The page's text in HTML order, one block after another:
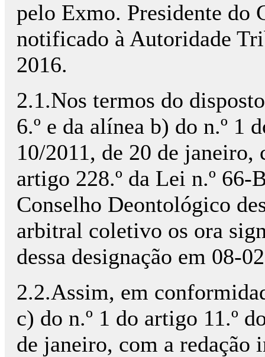
pelo Exmo. Presidente do
notificado à Autoridade
2016.
2.1.Nos termos do
6.º e da alínea b) do n.º 1
10/2011, de 20 de
artigo 228.º da Lei n.º 66-
Conselho Deontológico
arbitral coletivo os ora
dessa designação em 08-
2.2.Assim, em
c) do n.º 1 do artigo 11.º
de janeiro, com a redação